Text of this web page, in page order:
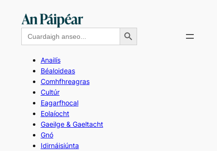
contentSearch
for:
Search Button
Anailís
Béaloideas
Comhfhreagras
Cultúr
Eagarfhocal
Eolaíocht
Gaeilge & Gaeltacht
Gnó
Idirnáisiúnta